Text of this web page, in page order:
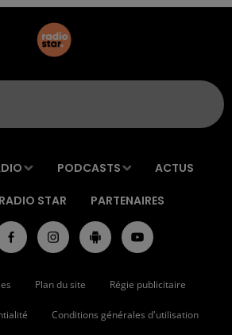
PODCASTS ACTUS
STAR PARTENAIRES
Plan du site Régie publicitaire
Conditions générales d'utilisation